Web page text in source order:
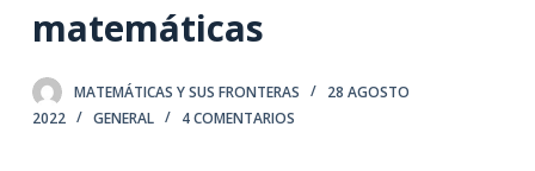
n
matemáticas
MATEMÁTICAS Y SUS FRONTERAS
28 AGOSTO
2022
GENERAL 4 COMENTARIOS